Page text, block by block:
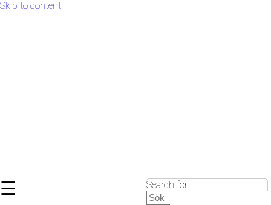
Skip to content
☰ Search for: